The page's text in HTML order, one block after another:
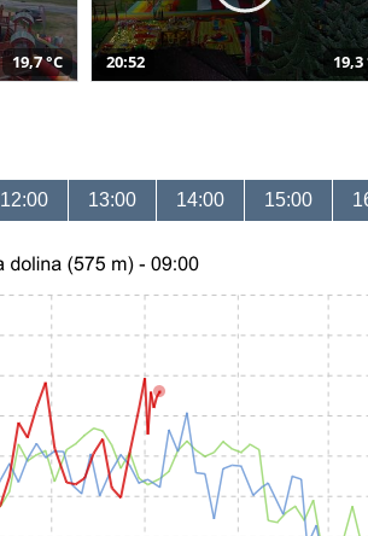
19,7 °C 20:52 19,3
12:00 13:00 14:00 15:00